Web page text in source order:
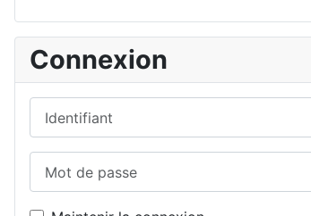
Connexion